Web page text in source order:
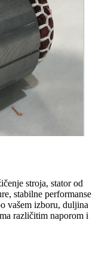
stroja, stator od
stabilne performanse
vašem izboru, duljina
različitim naporom i